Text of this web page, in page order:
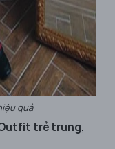
quả
Outfit trẻ trung,